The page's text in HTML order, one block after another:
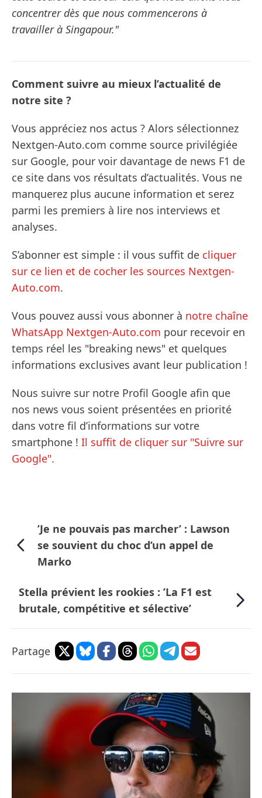
concentrer dès que nous commencerons à
travailler à Singapour."
Comment suivre au mieux l’actualité de
notre site ?
Vous appréciez nos actus ? Alors sélectionnez
Nextgen-Auto.com comme source privilégiée
sur Google, pour voir davantage de news F1 de
ce site dans vos résultats d’actualités. Vous ne
manquerez plus aucune information et serez
parmi les premiers à lire nos interviews et
analyses.
S’abonner est simple : il vous suffit de cliquer
sur ce lien et de cocher les sources Nextgen-
Auto.com.
Vous pouvez aussi vous abonner à notre chaîne
WhatsApp Nextgen-Auto.com pour recevoir en
temps réel les "breaking news" et quelques
informations exclusives avant leur publication !
Nous suivre sur notre Profil Google afin que
nos news vous soient présentées en priorité
dans votre fil d’informations sur votre
smartphone ! Il suffit de cliquer sur "Suivre sur
Google".
’Je ne pouvais pas marcher’ : Lawson
se souvient du choc d’un appel de
Marko
Stella prévient les rookies : ’La F1 est
brutale, compétitive et sélective’
Partage